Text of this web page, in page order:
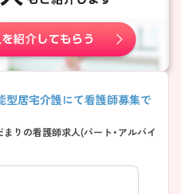
型居宅介護にて看護師募集で
りの看護師求人(パート・アルバイ